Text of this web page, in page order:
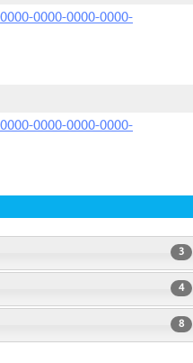
0000-0000-0000-
0000-0000-0000-
3
4
8